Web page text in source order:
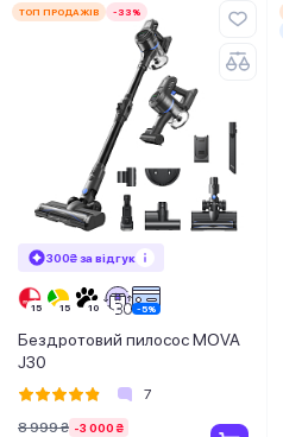
ТОП ПРОДАЖІВ -33%
300₴ за відгук
Бездротовий пилосос MOVA
J30
7
8 999 ₴ -3 000 ₴